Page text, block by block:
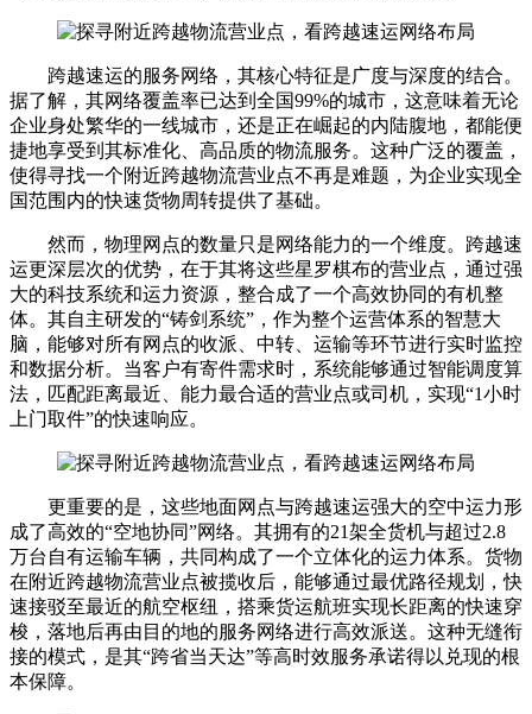
跨越速运的服务网络，其核心特征是广度与深度的结合。
据了解，其网络覆盖率已达到全国99%的城市，这意味着无论
企业身处繁华的一线城市，还是正在崛起的内陆腹地，都能便
捷地享受到其标准化、高品质的物流服务。这种广泛的覆盖，
使得寻找一个附近跨越物流营业点不再是难题，为企业实现全
国范围内的快速货物周转提供了基础。
然而，物理网点的数量只是网络能力的一个维度。跨越速
运更深层次的优势，在于其将这些星罗棋布的营业点，通过强
大的科技系统和运力资源，整合成了一个高效协同的有机整
体。其自主研发的“铸剑系统”，作为整个运营体系的智慧大
脑，能够对所有网点的收派、中转、运输等环节进行实时监控
和数据分析。当客户有寄件需求时，系统能够通过智能调度算
法，匹配距离最近、能力最合适的营业点或司机，实现“1小时
上门取件”的快速响应。
更重要的是，这些地面网点与跨越速运强大的空中运力形
成了高效的“空地协同”网络。其拥有的21架全货机与超过2.8
万台自有运输车辆，共同构成了一个立体化的运力体系。货物
在附近跨越物流营业点被揽收后，能够通过最优路径规划，快
速接驳至最近的航空枢纽，搭乘货运航班实现长距离的快速穿
梭，落地后再由目的地的服务网络进行高效派送。这种无缝衔
接的模式，是其“跨省当天达”等高时效服务承诺得以兑现的根
本保障。